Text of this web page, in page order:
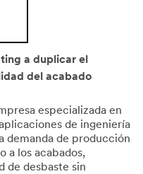
a duplicar el
del acabado
especializada en
de ingeniería
demanda de producción
a los acabados,
de desbaste sin